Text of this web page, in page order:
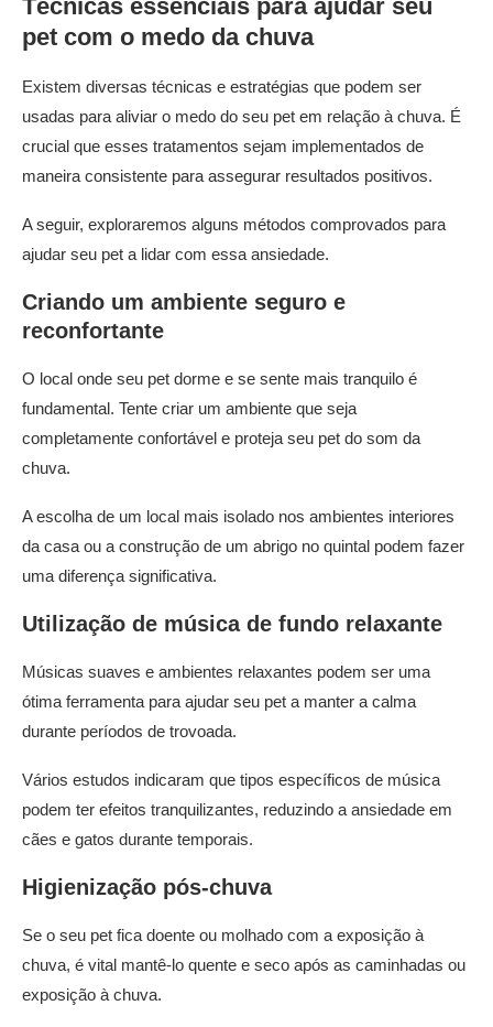
Técnicas essenciais para ajudar seu
pet com o medo da chuva
Existem diversas técnicas e estratégias que podem ser
usadas para aliviar o medo do seu pet em relação à chuva. É
crucial que esses tratamentos sejam implementados de
maneira consistente para assegurar resultados positivos.
A seguir, exploraremos alguns métodos comprovados para
ajudar seu pet a lidar com essa ansiedade.
Criando um ambiente seguro e
reconfortante
O local onde seu pet dorme e se sente mais tranquilo é
fundamental. Tente criar um ambiente que seja
completamente confortável e proteja seu pet do som da
chuva.
A escolha de um local mais isolado nos ambientes interiores
da casa ou a construção de um abrigo no quintal podem fazer
uma diferença significativa.
Utilização de música de fundo relaxante
Músicas suaves e ambientes relaxantes podem ser uma
ótima ferramenta para ajudar seu pet a manter a calma
durante períodos de trovoada.
Vários estudos indicaram que tipos específicos de música
podem ter efeitos tranquilizantes, reduzindo a ansiedade em
cães e gatos durante temporais.
Higienização pós-chuva
Se o seu pet fica doente ou molhado com a exposição à
chuva, é vital mantê-lo quente e seco após as caminhadas ou
exposição à chuva.